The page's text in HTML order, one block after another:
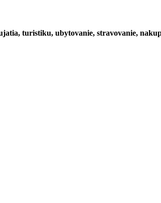
turistiku, ubytovanie, stravovanie,